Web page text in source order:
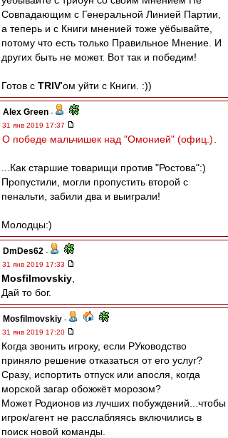
Совпадающим с Генеральной Линией Партии,
а теперь и с Книги мненией тоже уёбывайте,
потому что есть только Правильное Мнение. И
других быть не может. Вот так и победим!
Готов с TRIV'ом уйти с Книги. :))
Alex Green -
31 янв 2019 17:37
О победе мальчишек над "Омонией" (офиц.)
...Как старшие товарищи против "Ростова":)
Пропустили, могли пропустить второй с
пенальти, забили два и выиграли!
Молодцы:)
DmDes62 -
31 янв 2019 17:33
Mosfilmovskiy
Дай то бог.
Mosfilmovskiy -
31 янв 2019 17:20
Когда звонить игроку, если РУководство
приняло решение отказаться от его услуг?
Сразу, испортить отпуск или апосля, когда
морской загар обожжёт морозом?
Может Родионов из лучших побуждений...чтобы
игрок/агент не расслабляясь включились в
поиск новой команды.